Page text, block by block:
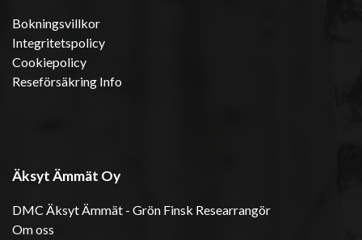
Bokningsvillkor
Integritetspolicy
Cookiepolicy
Reseförsäkring Info
Äksyt Ämmät Oy
DMC Äksyt Ämmät - Grön Finsk Researrangör
Om oss